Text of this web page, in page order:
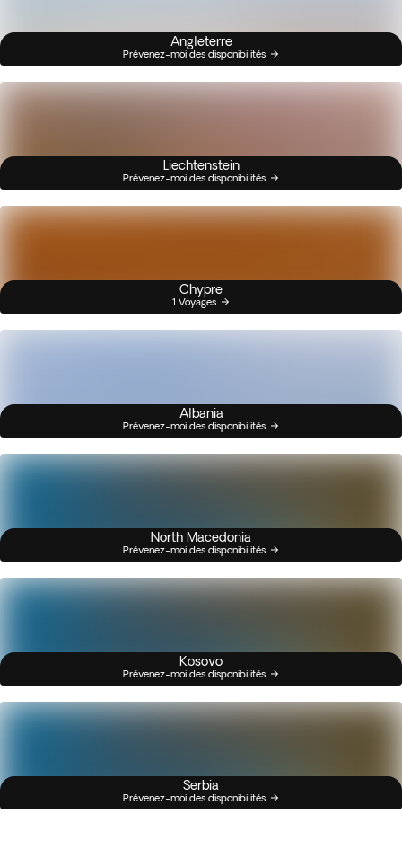
Angleterre
Prévenez-moi des disponibilités
Liechtenstein
Prévenez-moi des disponibilités
Chypre
1 Voyages
Albania
Prévenez-moi des disponibilités
North Macedonia
Prévenez-moi des disponibilités
Kosovo
Prévenez-moi des disponibilités
Serbia
Prévenez-moi des disponibilités